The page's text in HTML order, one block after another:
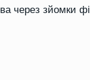
через зйомки